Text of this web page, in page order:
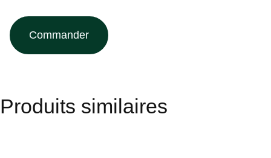
Commander
Produits similaires